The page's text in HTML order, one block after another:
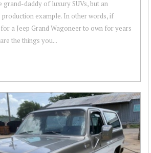
grand-daddy of luxury SUVs, but an
example. In other words, if
a Jeep Grand Wagoneer to own for years
the things you...